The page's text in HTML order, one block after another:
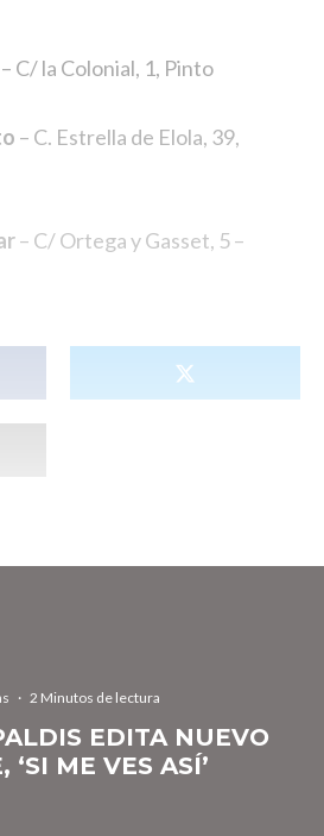
– C/ la Colonial, 1, Pinto
– C. Estrella de Elola, 39,
– C/ Ortega y Gasset, 5 –
· 2 Minutos de lectura
EDITA NUEVO
‘SI ME VES ASÍ’